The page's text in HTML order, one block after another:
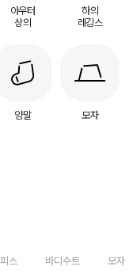
아우터
상의
하의
레깅스
양말 모자
스 바디수트 모자